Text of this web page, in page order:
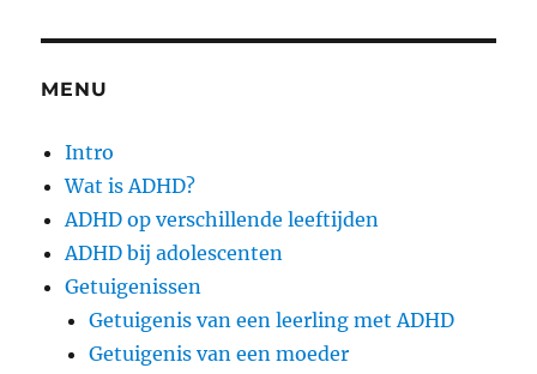
MENU
Intro
Wat is ADHD?
ADHD op verschillende leeftijden
ADHD bij adolescenten
Getuigenissen
Getuigenis van een leerling met ADHD
Getuigenis van een moeder